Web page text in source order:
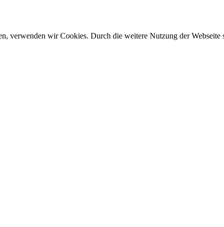
verwenden wir Cookies. Durch die weitere Nutzung der